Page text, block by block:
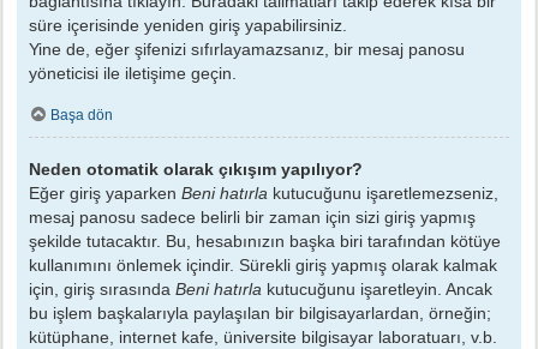
süre içerisinde yeniden giriş yapabilirsiniz.
Yine de, eğer şifenizi sıfırlayamazsanız, bir mesaj panosu
yöneticisi ile iletişime geçin.
Başa dön
Neden otomatik olarak çıkışım yapılıyor?
Eğer giriş yaparken Beni hatırla kutucuğunu işaretlemezseniz,
mesaj panosu sadece belirli bir zaman için sizi giriş yapmış
şekilde tutacaktır. Bu, hesabınızın başka biri tarafından kötüye
kullanımını önlemek içindir. Sürekli giriş yapmış olarak kalmak
için, giriş sırasında Beni hatırla kutucuğunu işaretleyin. Ancak
bu işlem başkalarıyla paylaşılan bir bilgisayarlardan, örneğin;
kütüphane, internet kafe, üniversite bilgisayar laboratuarı, v.b.